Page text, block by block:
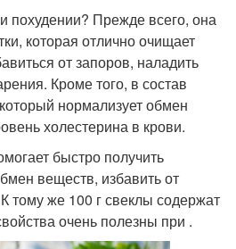
похудении? Прежде всего, она
которая отлично очищает
от запоров, наладить
Кроме того, в состав
нормализует обмен
холестерина в крови.
быстро получить
веществ, избавить от
тому же 100 г свеклы содержат
очень полезны при .